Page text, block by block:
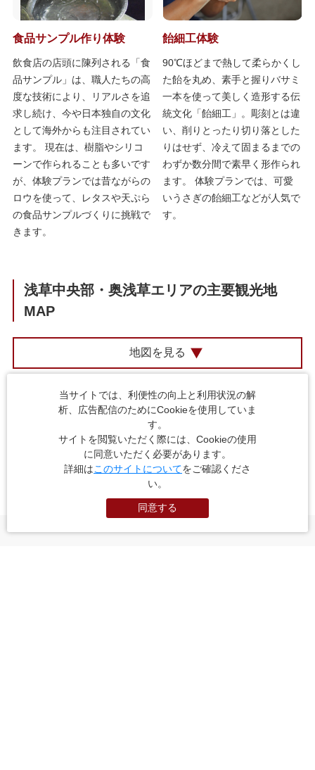
食品サンプル作り体験
飲食店の店頭に陳列される「食
品サンプル」は、職人たちの高
度な技術により、リアルさを追
求し続け、今や日本独自の文化
として海外からも注目されてい
ます。 現在は、樹脂やシリコ
ーンで作られることも多いです
が、体験プランでは昔ながらの
ロウを使って、レタスや天ぷら
の食品サンプルづくりに挑戦で
きます。
飴細工体験
90℃ほどまで熱して柔らかくし
た飴を丸め、素手と握りバサミ
一本を使って美しく造形する伝
統文化「飴細工」。彫刻とは違
い、削りとったり切り落とした
りはせず、冷えて固まるまでの
わずか数分間で素早く形作られ
ます。 体験プランでは、可愛
いうさぎの飴細工などが人気で
す。
浅草中央部・奥浅草エリアの主要観光地
MAP
地図を見る
「上野・御徒町」エリア特集
「浅草橋・蔵前」エリア特集
「谷中・根岸・入谷・金杉」エリア特集
当サイトでは、利便性の向上と利用状況の解
析、広告配信のためにCookieを使用していま
す。
サイトを閲覧いただく際には、Cookieの使用
に同意いただく必要があります。
詳細はこのサイトについてをご確認くださ
い。
同意する